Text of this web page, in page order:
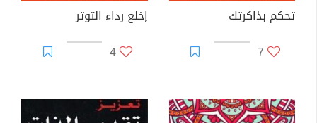
تحكم بذاكرتك
7
إخلع رداء التوتر
4